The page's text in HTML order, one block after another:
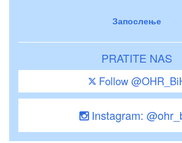
Запослење
PRATITE NAS
Follow
Instagram: